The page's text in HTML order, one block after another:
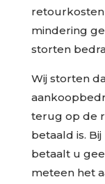
mindering
storten
Wij storten
terug op de
betaald is.
betaalt u
meteen het